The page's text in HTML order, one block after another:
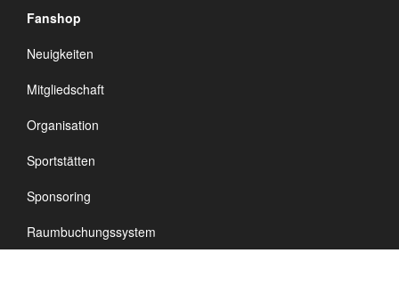
Fanshop
Neuigkeiten
Mitgliedschaft
Organisation
Sportstätten
Sponsoring
Raumbuchungssystem
TSV Vineta
Audorf